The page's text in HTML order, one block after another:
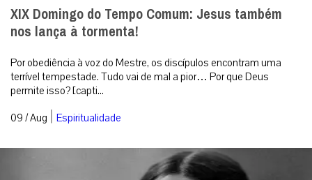
XIX Domingo do Tempo Comum: Jesus também
nos lança à tormenta!
Por obediência à voz do Mestre, os discípulos encontram uma
terrível tempestade. Tudo vai de mal a pior… Por que Deus
permite isso? [capti...
09 / Aug | Espiritualidade